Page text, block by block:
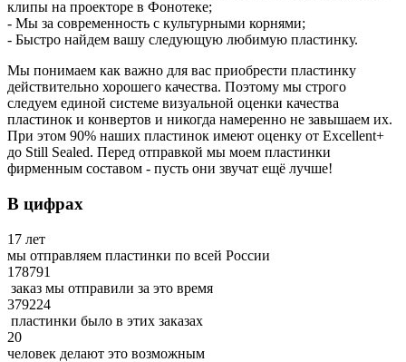
клипы на проекторе в Фонотеке;
- Мы за современность с культурными корнями;
- Быстро найдем вашу следующую любимую пластинку.
Мы понимаем как важно для вас приобрести пластинку
действительно хорошего качества. Поэтому мы строго
следуем единой системе визуальной оценки качества
пластинок и конвертов и никогда намеренно не завышаем их.
При этом 90% наших пластинок имеют оценку от Excellent+
до Still Sealed. Перед отправкой мы моем пластинки
фирменным составом - пусть они звучат ещё лучше!
В цифрах
17 лет
мы отправляем пластинки по всей России
178791
заказ мы отправили за это время
379224
пластинки было в этих заказах
20
человек делают это возможным